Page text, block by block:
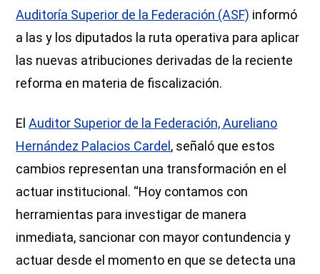
Auditoría Superior de la Federación (ASF) informó
a las y los diputados la ruta operativa para aplicar
las nuevas atribuciones derivadas de la reciente
reforma en materia de fiscalización.
ElAuditor Superior de la Federación, Aureliano
Hernández Palacios Cardel, señaló que estos
cambios representan una transformación en el
actuar institucional. “Hoy contamos con
herramientas para investigar de manera
inmediata, sancionar con mayor contundencia y
actuar desde el momento en que se detecta una